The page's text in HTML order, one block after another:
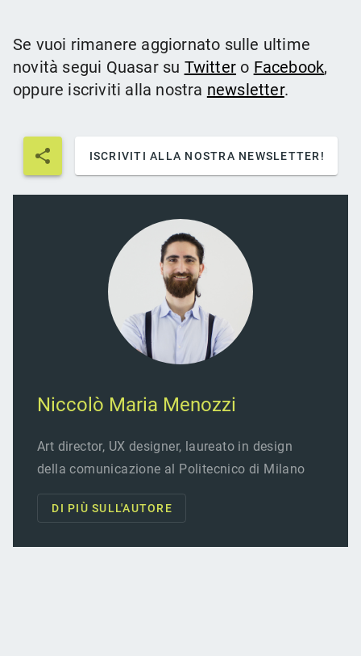
Se vuoi rimanere aggiornato sulle ultime
novità segui Quasar su Twitter o Facebook,
oppure iscriviti alla nostra newsletter.
ISCRIVITI ALLA NOSTRA NEWSLETTER!
Niccolò Maria Menozzi
Art director, UX designer, laureato in design
della comunicazione al Politecnico di Milano
DI PIÙ SULL'AUTORE